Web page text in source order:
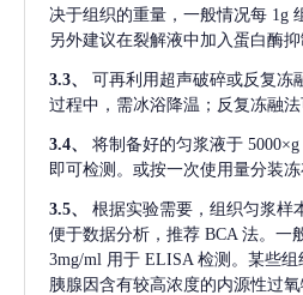
决于组织的重量，一般情况每 1g
另外建议在裂解液中加入蛋白酶抑
3.3、 可再利用超声破碎或反复冻
过程中，需冰浴降温；反复冻融法
3.4、 将制备好的匀浆液于
即可检测。或按一次使用量分装冻
3.5、 根据实验需要，组织匀浆样
便于数据分析，推荐 BCA 法。一
3mg/ml 用于 ELISA 检测。某些组
胰腺因含有较高浓度的内源性过